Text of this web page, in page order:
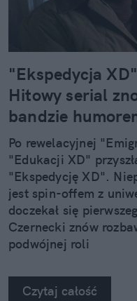
"Ekspedycja
Hitowy serial
bandzie
Po rewelacyjnej
"Edukacji XD"
"Ekspedycję XD".
jest spin-offem z
doczekał się
Czernecki znów
podwójnej roli
Czytaj całość